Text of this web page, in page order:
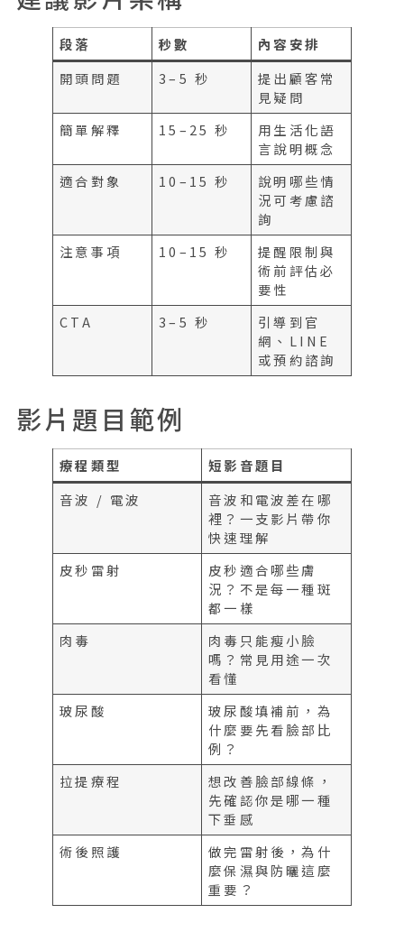
段落 秒數
內容安排
開頭問題
3–5 秒
提出顧客常
見疑問
簡單解釋
15–25 秒
用生活化語
言說明概念
適合對象
10–15 秒
說明哪些情
況可考慮諮
詢
注意事項
10–15 秒
提醒限制與
術前評估必
要性
CTA
3–5 秒
引導到官
網、LINE
或預約諮詢
影片題目範例
療程類型
短影音題目
音波 / 電波
音波和電波差在哪
裡？一支影片帶你
快速理解
皮秒雷射
皮秒適合哪些膚
況？不是每一種斑
都一樣
肉毒
肉毒只能瘦小臉
嗎？常見用途一次
看懂
玻尿酸
玻尿酸填補前，為
什麼要先看臉部比
例？
拉提療程
想改善臉部線條，
先確認你是哪一種
下垂感
術後照護
做完雷射後，為什
麼保濕與防曬這麼
重要？